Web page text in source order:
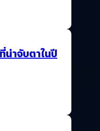
น่าจับตาในปี